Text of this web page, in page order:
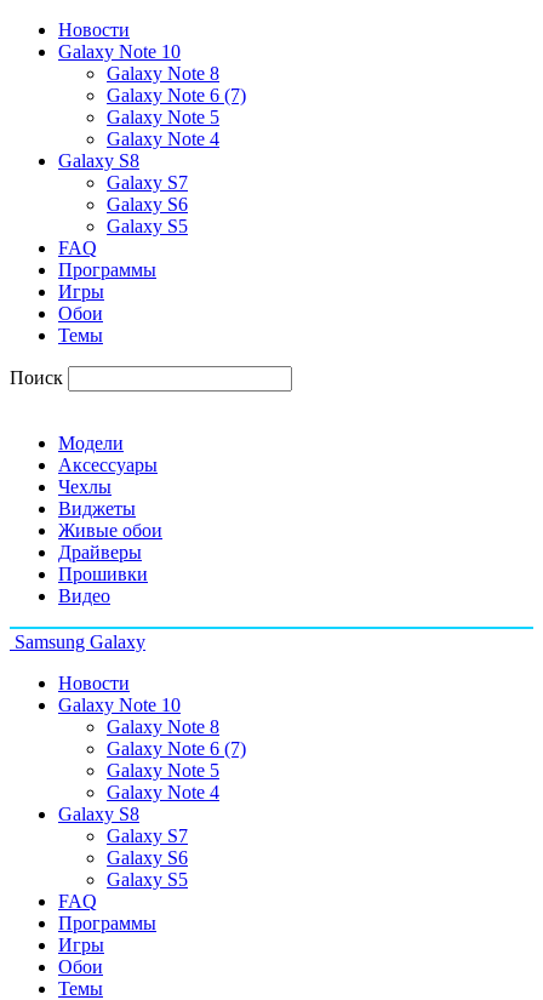
Новости
Galaxy Note 10
Galaxy Note 8
Galaxy Note 6 (7)
Galaxy Note 5
Galaxy Note 4
Galaxy S8
Galaxy S7
Galaxy S6
Galaxy S5
FAQ
Программы
Игры
Обои
Темы
Поиск
Модели
Аксессуары
Чехлы
Виджеты
Живые обои
Драйверы
Прошивки
Видео
Samsung Galaxy
Новости
Galaxy Note 10
Galaxy Note 8
Galaxy Note 6 (7)
Galaxy Note 5
Galaxy Note 4
Galaxy S8
Galaxy S7
Galaxy S6
Galaxy S5
FAQ
Программы
Игры
Обои
Темы